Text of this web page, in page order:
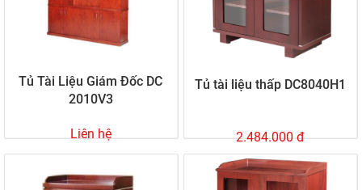
Tủ Tài Liệu Giám Đốc DC
2010V3
Liên hệ
Tủ tài liệu thấp DC8040H1
2.484.000 đ